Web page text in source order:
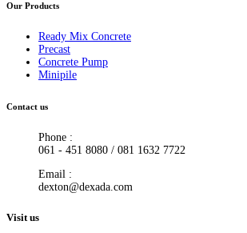
Our Products
Ready Mix Concrete
Precast
Concrete Pump
Minipile
Contact us
Phone :
061 - 451 8080 / 081 1632 7722
Email :
dexton@dexada.com
Visit us